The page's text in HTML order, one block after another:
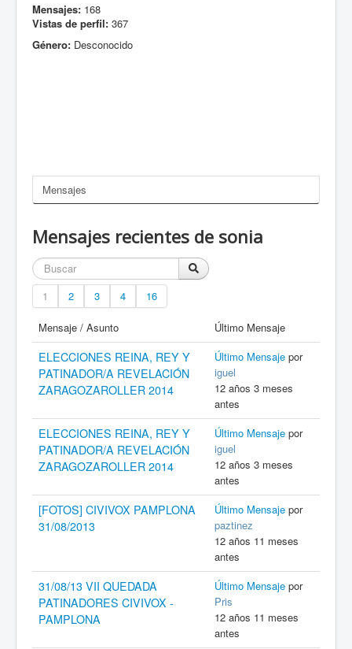
Mensajes: 168
Vistas de perfil: 367
Género: Desconocido
Mensajes
Mensajes recientes de sonia
1 2 3 4 16
Mensaje / Asunto Último Mensaje
ELECCIONES REINA, REY Y
PATINADOR/A REVELACIÓN
ZARAGOZAROLLER 2014
Último Mensaje por
iguel
12 años 3 meses
antes
ELECCIONES REINA, REY Y
PATINADOR/A REVELACIÓN
ZARAGOZAROLLER 2014
Último Mensaje por
iguel
12 años 3 meses
antes
[FOTOS] CIVIVOX PAMPLONA
31/08/2013
Último Mensaje por
paztinez
12 años 11 meses
antes
31/08/13 VII QUEDADA
PATINADORES CIVIVOX -
PAMPLONA
Último Mensaje por
Pris
12 años 11 meses
antes